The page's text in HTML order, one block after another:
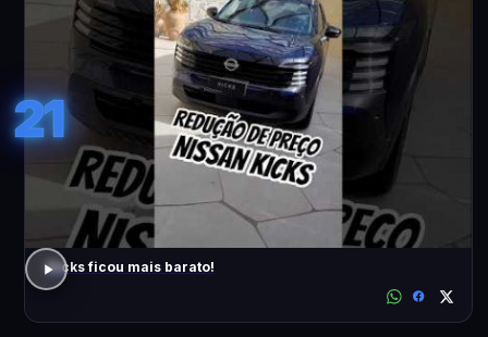
21
Kicks ficou mais barato!